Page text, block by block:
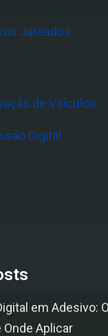
Jateados
de Veículos
Digital
em Adesivo:
Aplicar